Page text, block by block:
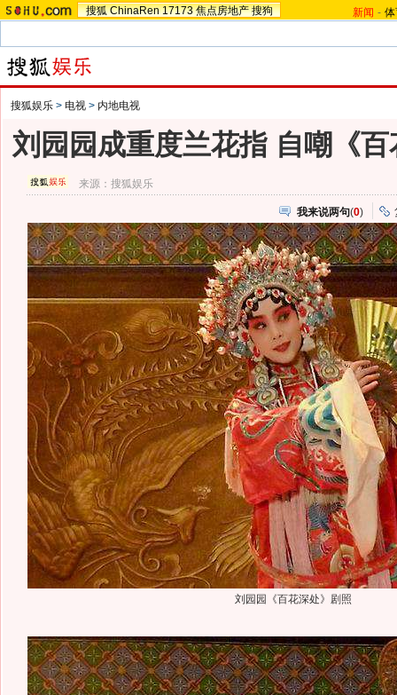
搜狐 ChinaRen 17173 焦点房地产 搜狗 新闻 -
搜狐娱乐 > 电视 > 内地电视
刘园园成重度兰花指 自嘲《
来源：搜狐娱乐
我来说两句(0)
刘园园《百花深处》剧照